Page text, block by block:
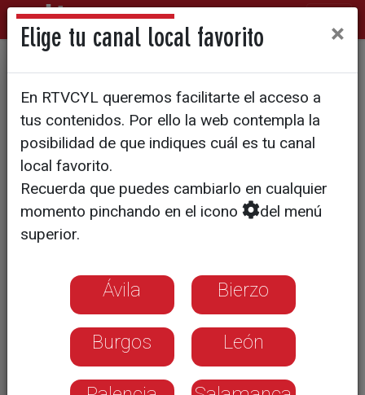
Los precios siguen subiendo
pero algo menos
La bajada de la energía pondrá fin a las
medidas por la guerra de Irán el
próximo 1 de junio
Elige tu canal local favorito ×
En RTVCYL queremos facilitarte el acceso a
tus contenidos. Por ello la web contempla la
posibilidad de que indiques cuál es tu canal
local favorito.
Recuerda que puedes cambiarlo en cualquier
momento pinchando en el icono
del menú
superior.
Ávila Bierzo
Burgos León